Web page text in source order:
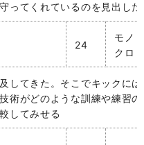
ってくれているのを見出し
24
モノ
クロ
してきた。そこでキックに
術がどのような訓練や練習
してみせる